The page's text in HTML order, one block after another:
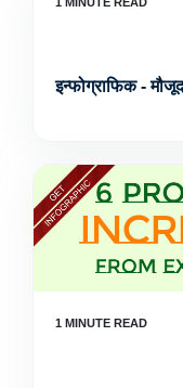
इन्फोग्राफिक -